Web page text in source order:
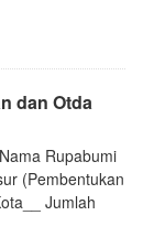
dan Otda
Rupabumi
(Pembentukan
Jumlah